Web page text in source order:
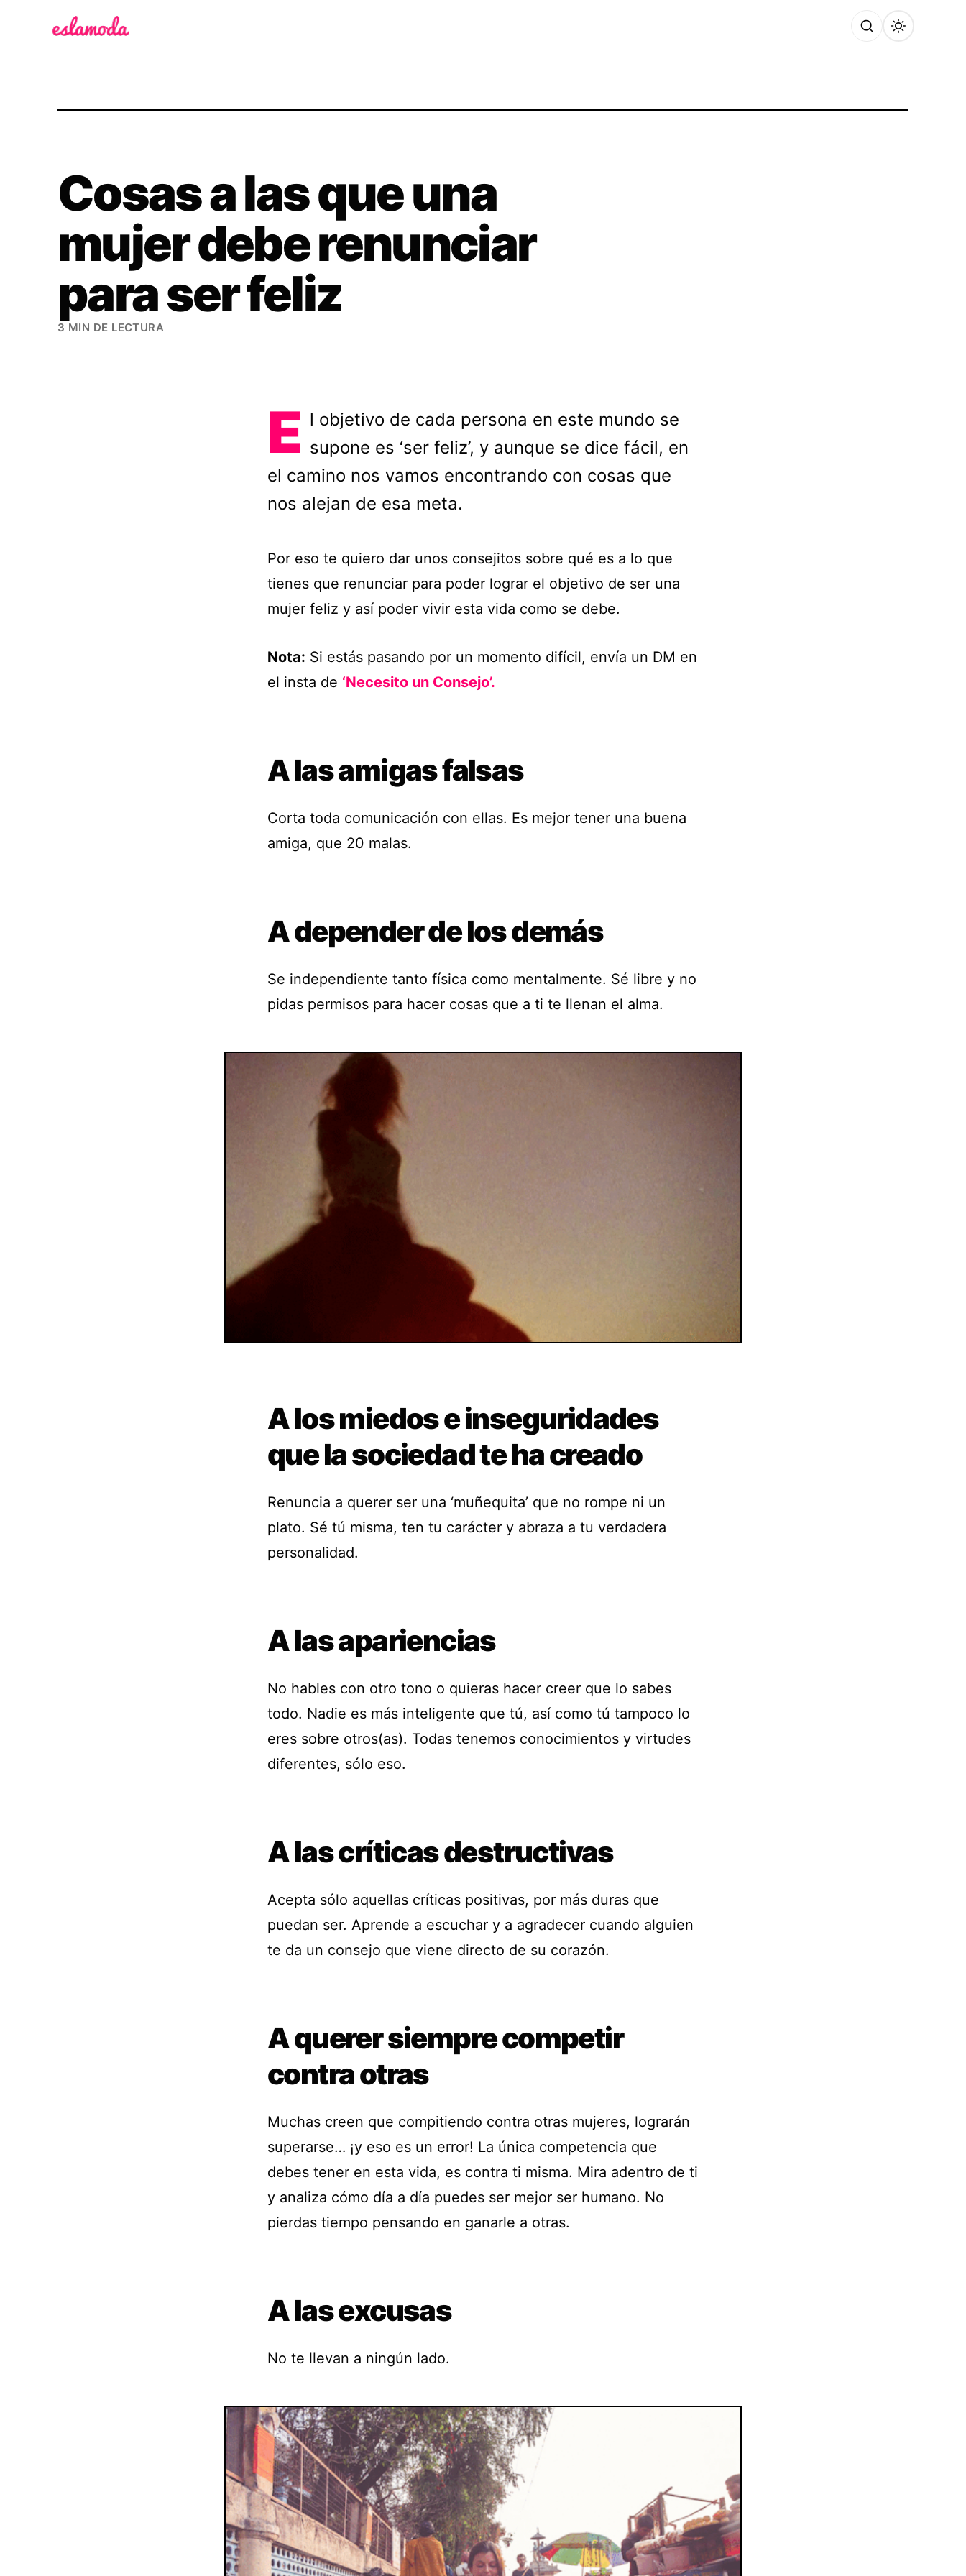
Cosas a las que una
mujer debe renunciar
para ser feliz
3 MIN DE LECTURA
E l objetivo de cada persona en este mundo se
supone es ‘ser feliz’, y aunque se dice fácil, en
el camino nos vamos encontrando con cosas que
nos alejan de esa meta.
Por eso te quiero dar unos consejitos sobre qué es a lo que
tienes que renunciar para poder lograr el objetivo de ser una
mujer feliz y así poder vivir esta vida como se debe.
Nota: Si estás pasando por un momento difícil, envía un DM en
el insta de ‘Necesito un Consejo’.
A las amigas falsas
Corta toda comunicación con ellas. Es mejor tener una buena
amiga, que 20 malas.
A depender de los demás
Se independiente tanto física como mentalmente. Sé libre y no
pidas permisos para hacer cosas que a ti te llenan el alma.
A los miedos e inseguridades
que la sociedad te ha creado
Renuncia a querer ser una ‘muñequita’ que no rompe ni un
plato. Sé tú misma, ten tu carácter y abraza a tu verdadera
personalidad.
A las apariencias
No hables con otro tono o quieras hacer creer que lo sabes
todo. Nadie es más inteligente que tú, así como tú tampoco lo
eres sobre otros(as). Todas tenemos conocimientos y virtudes
diferentes, sólo eso.
A las críticas destructivas
Acepta sólo aquellas críticas positivas, por más duras que
puedan ser. Aprende a escuchar y a agradecer cuando alguien
te da un consejo que viene directo de su corazón.
A querer siempre competir
contra otras
Muchas creen que compitiendo contra otras mujeres, lograrán
superarse… ¡y eso es un error! La única competencia que
debes tener en esta vida, es contra ti misma. Mira adentro de ti
y analiza cómo día a día puedes ser mejor ser humano. No
pierdas tiempo pensando en ganarle a otras.
A las excusas
No te llevan a ningún lado.